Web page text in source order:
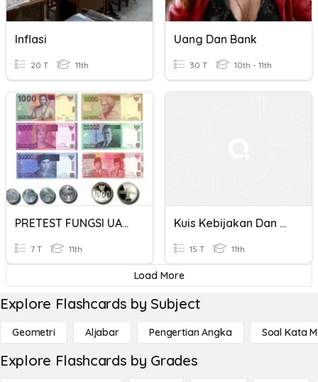
Inflasi
20 T 11th
Uang Dan Bank
30 T 10th - 11th
PRETEST FUNGSI UANG DAN JENIS UANG
7 T 11th
Kuis Kebijakan Dan Uang
15 T 11th
Load More
Explore Flashcards by Subject
Geometri Aljabar Pengertian Angka Soal Kata
Explore Flashcards by Grades